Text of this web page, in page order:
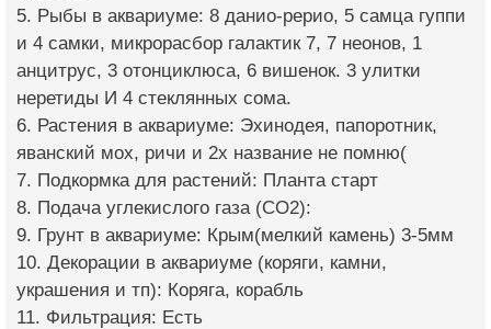
5. Рыбы в аквариуме: 8 данио-рерио, 5 самца гуппи
и 4 самки, микрорасбор галактик 7, 7 неонов, 1
анцитрус, 3 отонциклюса, 6 вишенок. 3 улитки
неретиды И 4 стеклянных сома.
6. Растения в аквариуме: Эхинодея, папоротник,
яванский мох, ричи и 2х название не помню(
7. Подкормка для растений: Планта старт
8. Подача углекислого газа (CO2):
9. Грунт в аквариуме: Крым(мелкий камень) 3-5мм
10. Декорации в аквариуме (коряги, камни,
украшения и тп): Коряга, корабль
11. Фильтрация: Есть